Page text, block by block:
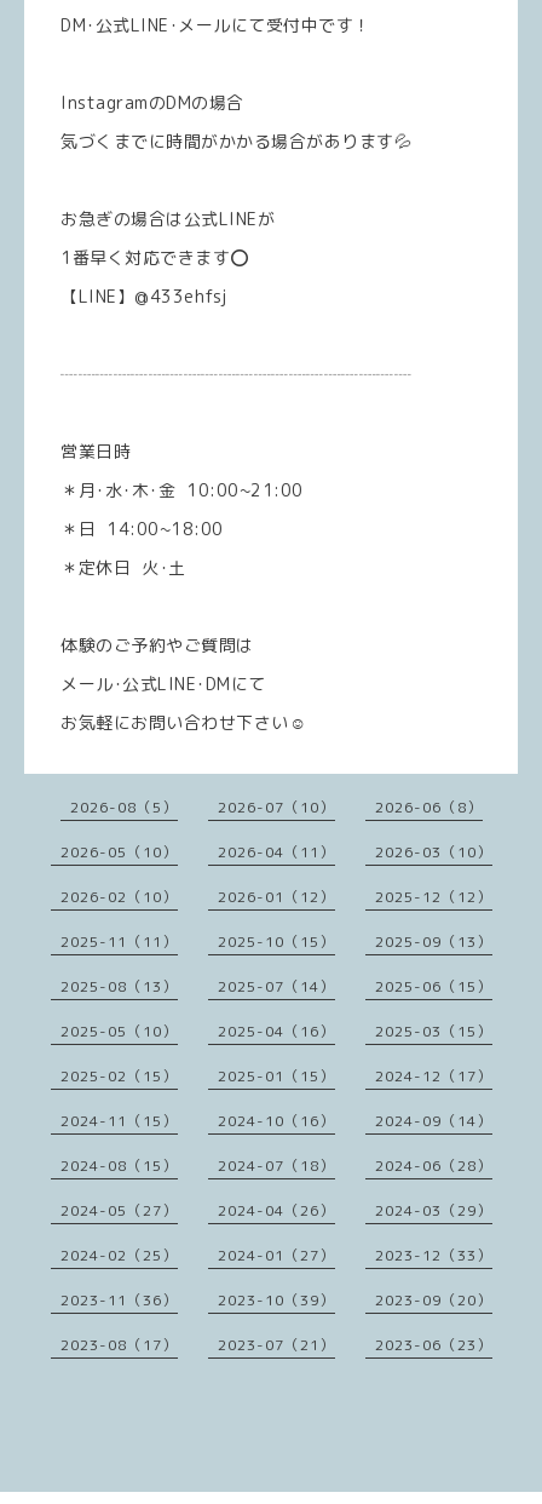
DM･公式LINE･メールにて受付中です！
InstagramのDMの場合
気づくまでに時間がかかる場合があります💦
お急ぎの場合は公式LINEが
1番早く対応できます⭕️
【LINE】@433ehfsj
┈┈┈┈┈┈┈┈┈┈┈┈┈┈┈┈┈┈┈┈
営業日時
＊月･水･木･金 10:00~21:00
＊日 14:00~18:00
＊定休日 火･土
体験のご予約やご質問は
メール･公式LINE･DMにて
お気軽にお問い合わせ下さい☺️
2026-08（5） 2026-07（10） 2026-06（8）
2026-05（10） 2026-04（11） 2026-03（10）
2026-02（10） 2026-01（12） 2025-12（12）
2025-11（11） 2025-10（15） 2025-09（13）
2025-08（13） 2025-07（14） 2025-06（15）
2025-05（10） 2025-04（16） 2025-03（15）
2025-02（15） 2025-01（15） 2024-12（17）
2024-11（15） 2024-10（16） 2024-09（14）
2024-08（15） 2024-07（18） 2024-06（28）
2024-05（27） 2024-04（26） 2024-03（29）
2024-02（25） 2024-01（27） 2023-12（33）
2023-11（36） 2023-10（39） 2023-09（20）
2023-08（17） 2023-07（21） 2023-06（23）